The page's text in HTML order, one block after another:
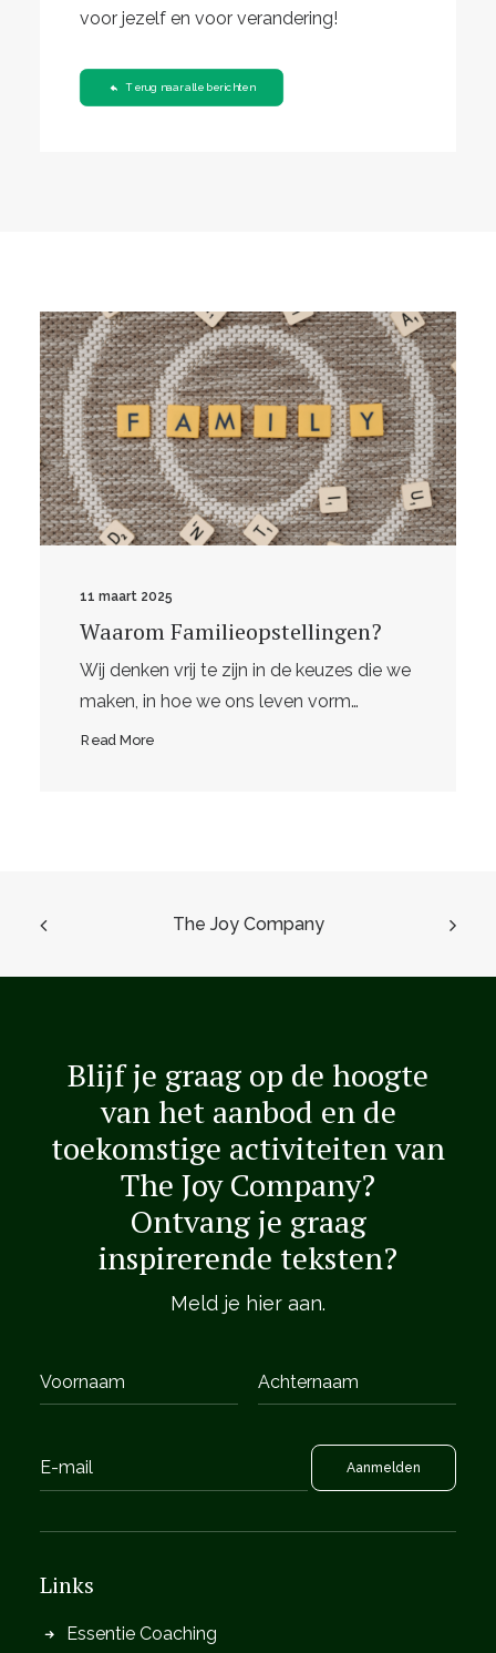
voor jezelf en voor verandering!
Terug naar alle berichten
9 maart 2021
Waar kies je voor?
Ik wil vandaag mijn eerste echte blog
schrijven en vraag mij af of ik dat kan?…
Read More
The Joy Company
Blijf je graag op de hoogte
van het aanbod en de
toekomstige activiteiten van
The Joy Company?
Ontvang je graag
inspirerende teksten?
Meld je hier aan.
Links
Essentie Coaching